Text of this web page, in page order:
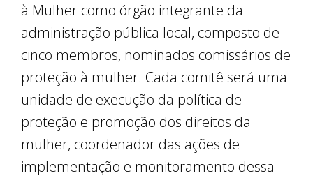
à Mulher como órgão integrante da
administração pública local, composto de
cinco membros, nominados comissários de
proteção à mulher. Cada comitê será uma
unidade de execução da política de
proteção e promoção dos direitos da
mulher, coordenador das ações de
implementação e monitoramento dessa